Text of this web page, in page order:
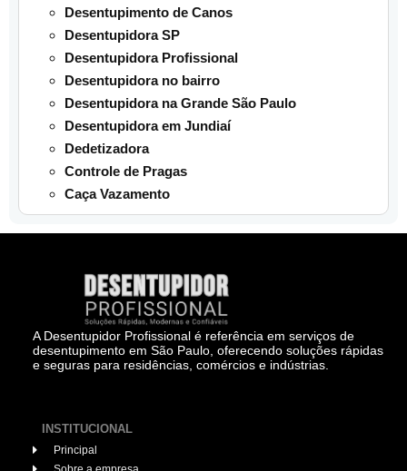
Desentupimento de Canos
Desentupidora SP
Desentupidora Profissional
Desentupidora no bairro
Desentupidora na Grande São Paulo
Desentupidora em Jundiaí
Dedetizadora
Controle de Pragas
Caça Vazamento
A Desentupidor Profissional é referência em serviços de
desentupimento em São Paulo, oferecendo soluções rápidas
e seguras para residências, comércios e indústrias.
INSTITUCIONAL
Principal